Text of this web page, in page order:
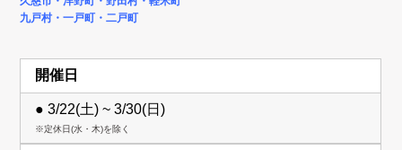
九戸村・一戸町・二戸町
開催日
● 3/22(土) ~ 3/30(日)
※定休日(水・木)を除く